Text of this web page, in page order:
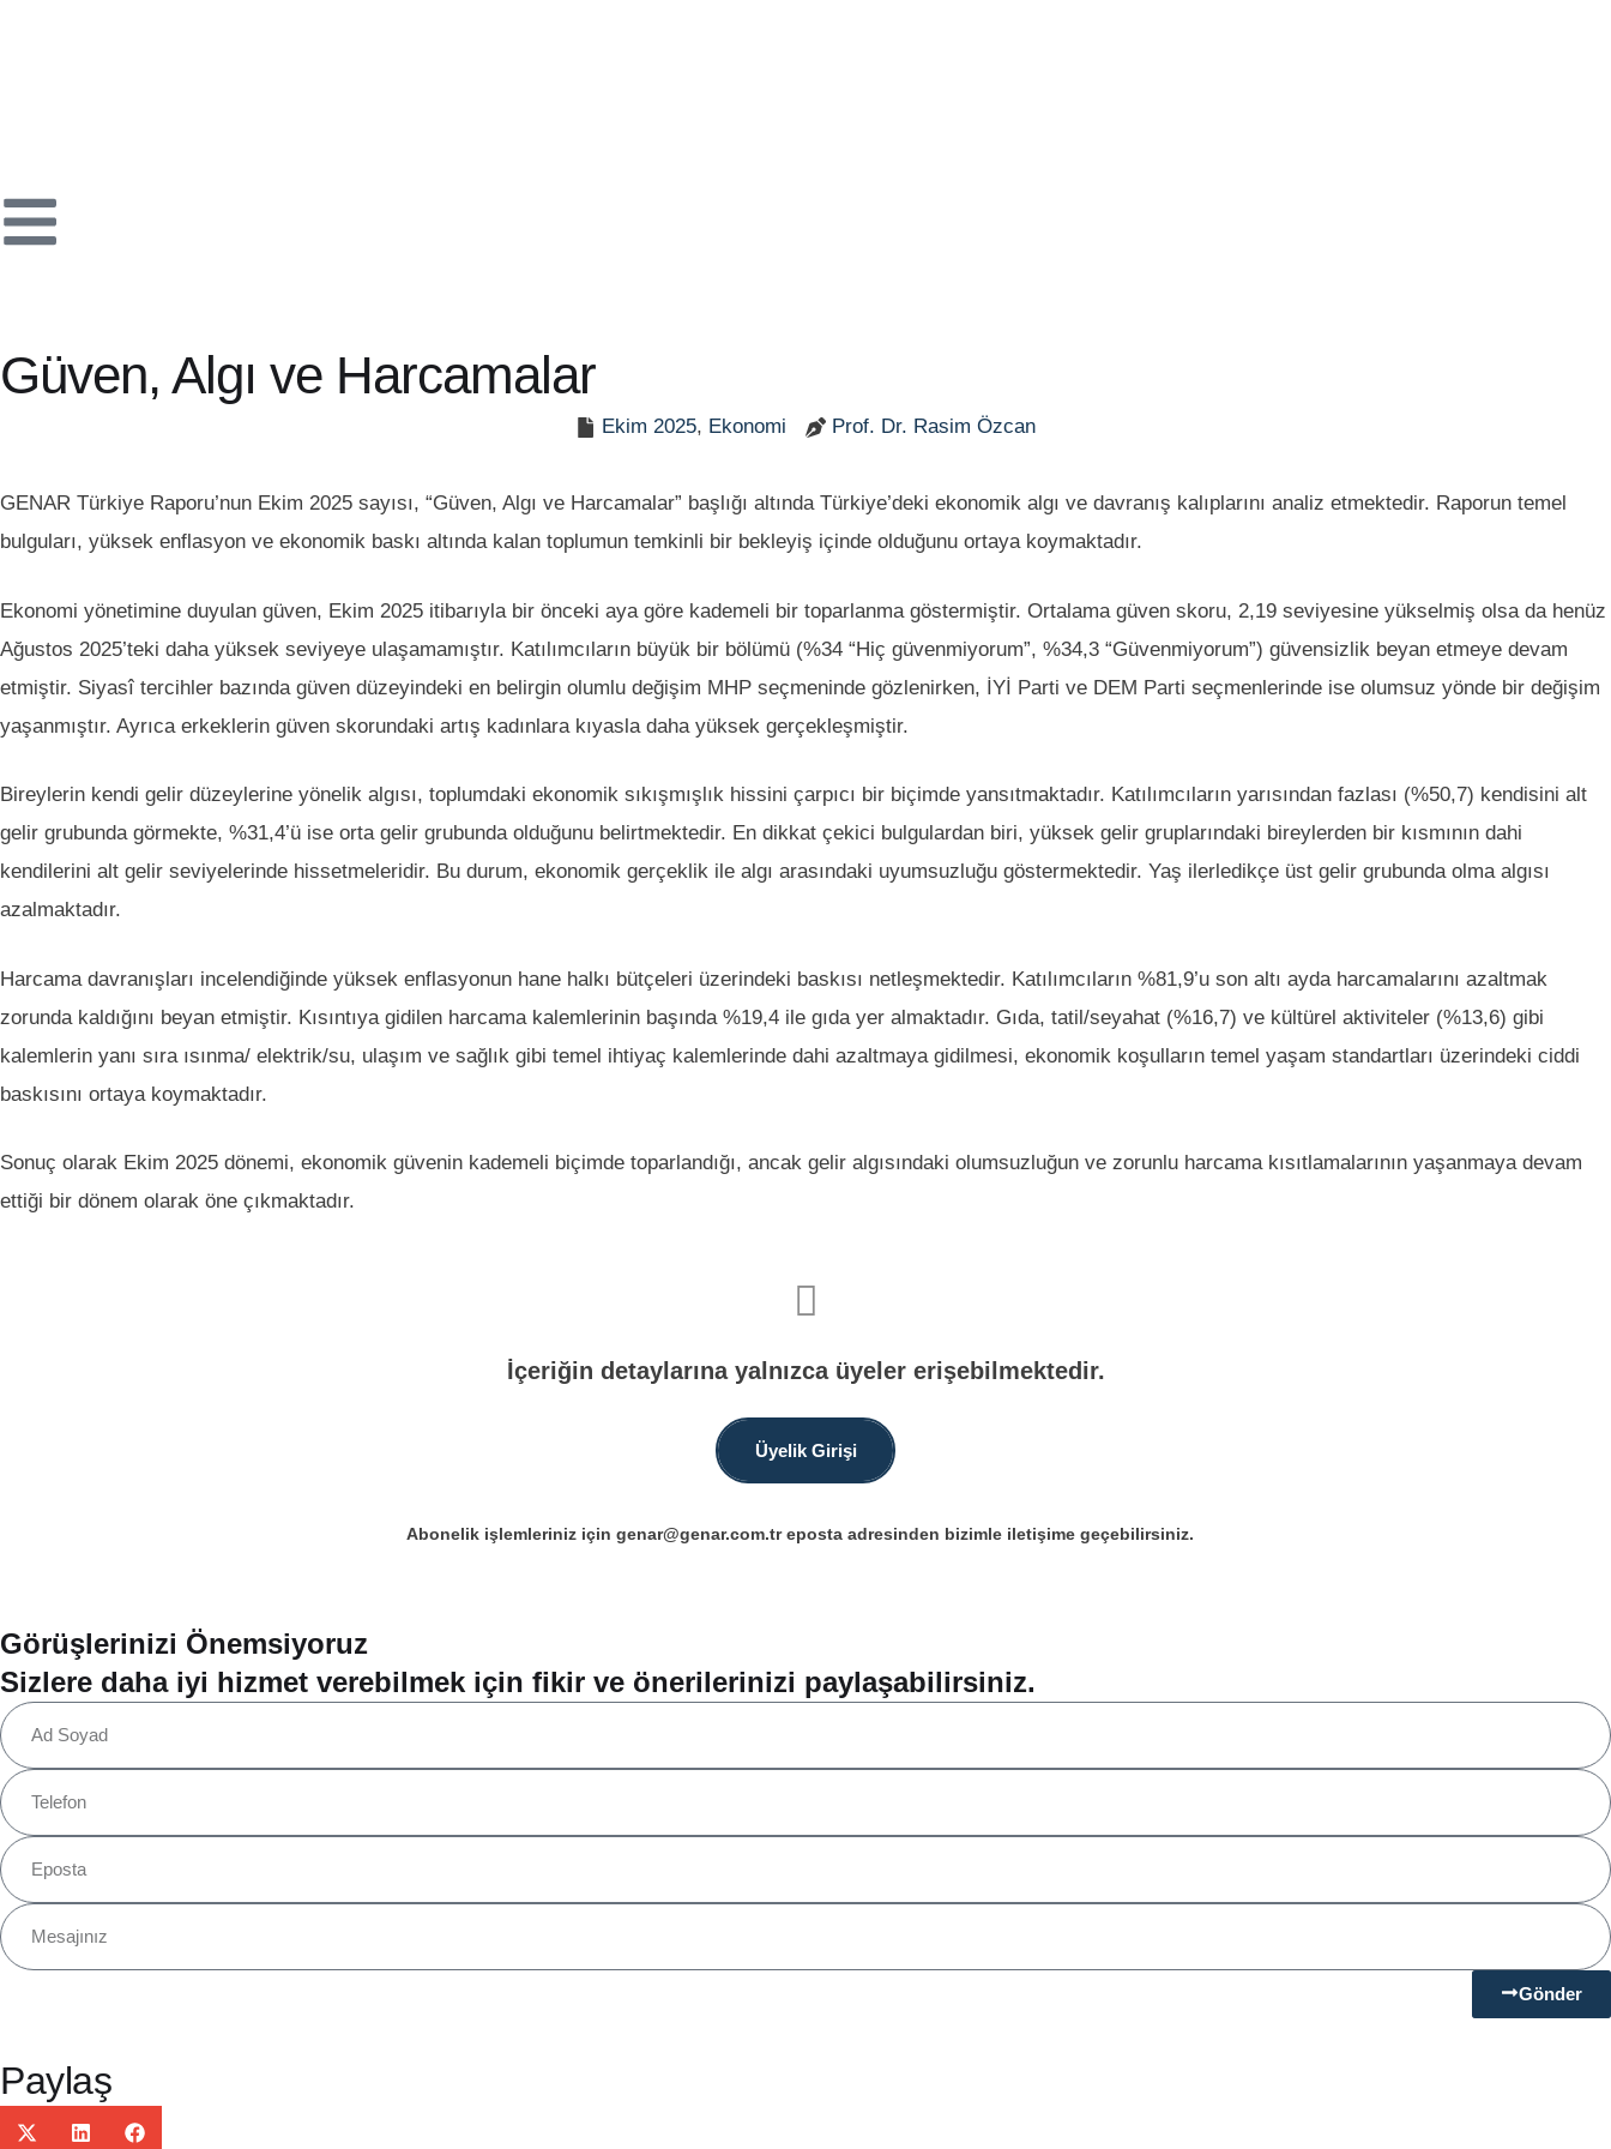
Güven, Algı ve Harcamalar
Ekim 2025, Ekonomi Prof. Dr. Rasim Özcan
GENAR Türkiye Raporu’nun Ekim 2025 sayısı, “Güven, Algı ve Harcamalar” başlığı altında Türkiye’deki ekonomik algı ve davranış kalıplarını analiz etmektedir. Raporun temel
bulguları, yüksek enflasyon ve ekonomik baskı altında kalan toplumun temkinli bir bekleyiş içinde olduğunu ortaya koymaktadır.
Ekonomi yönetimine duyulan güven, Ekim 2025 itibarıyla bir önceki aya göre kademeli bir toparlanma göstermiştir. Ortalama güven skoru, 2,19 seviyesine yükselmiş olsa da henüz
Ağustos 2025’teki daha yüksek seviyeye ulaşamamıştır. Katılımcıların büyük bir bölümü (%34 “Hiç güvenmiyorum”, %34,3 “Güvenmiyorum”) güvensizlik beyan etmeye devam
etmiştir. Siyasî tercihler bazında güven düzeyindeki en belirgin olumlu değişim MHP seçmeninde gözlenirken, İYİ Parti ve DEM Parti seçmenlerinde ise olumsuz yönde bir değişim
yaşanmıştır. Ayrıca erkeklerin güven skorundaki artış kadınlara kıyasla daha yüksek gerçekleşmiştir.
Bireylerin kendi gelir düzeylerine yönelik algısı, toplumdaki ekonomik sıkışmışlık hissini çarpıcı bir biçimde yansıtmaktadır. Katılımcıların yarısından fazlası (%50,7) kendisini alt
gelir grubunda görmekte, %31,4’ü ise orta gelir grubunda olduğunu belirtmektedir. En dikkat çekici bulgulardan biri, yüksek gelir gruplarındaki bireylerden bir kısmının dahi
kendilerini alt gelir seviyelerinde hissetmeleridir. Bu durum, ekonomik gerçeklik ile algı arasındaki uyumsuzluğu göstermektedir. Yaş ilerledikçe üst gelir grubunda olma algısı
azalmaktadır.
Harcama davranışları incelendiğinde yüksek enflasyonun hane halkı bütçeleri üzerindeki baskısı netleşmektedir. Katılımcıların %81,9’u son altı ayda harcamalarını azaltmak
zorunda kaldığını beyan etmiştir. Kısıntıya gidilen harcama kalemlerinin başında %19,4 ile gıda yer almaktadır. Gıda, tatil/seyahat (%16,7) ve kültürel aktiviteler (%13,6) gibi
kalemlerin yanı sıra ısınma/ elektrik/su, ulaşım ve sağlık gibi temel ihtiyaç kalemlerinde dahi azaltmaya gidilmesi, ekonomik koşulların temel yaşam standartları üzerindeki ciddi
baskısını ortaya koymaktadır.
Sonuç olarak Ekim 2025 dönemi, ekonomik güvenin kademeli biçimde toparlandığı, ancak gelir algısındaki olumsuzluğun ve zorunlu harcama kısıtlamalarının yaşanmaya devam
ettiği bir dönem olarak öne çıkmaktadır.
İçeriğin detaylarına yalnızca üyeler erişebilmektedir.
Üyelik Girişi
Abonelik işlemleriniz için genar@genar.com.tr eposta adresinden bizimle iletişime geçebilirsiniz.
Görüşlerinizi Önemsiyoruz
Sizlere daha iyi hizmet verebilmek için fikir ve önerilerinizi paylaşabilirsiniz.
Gönder
Paylaş